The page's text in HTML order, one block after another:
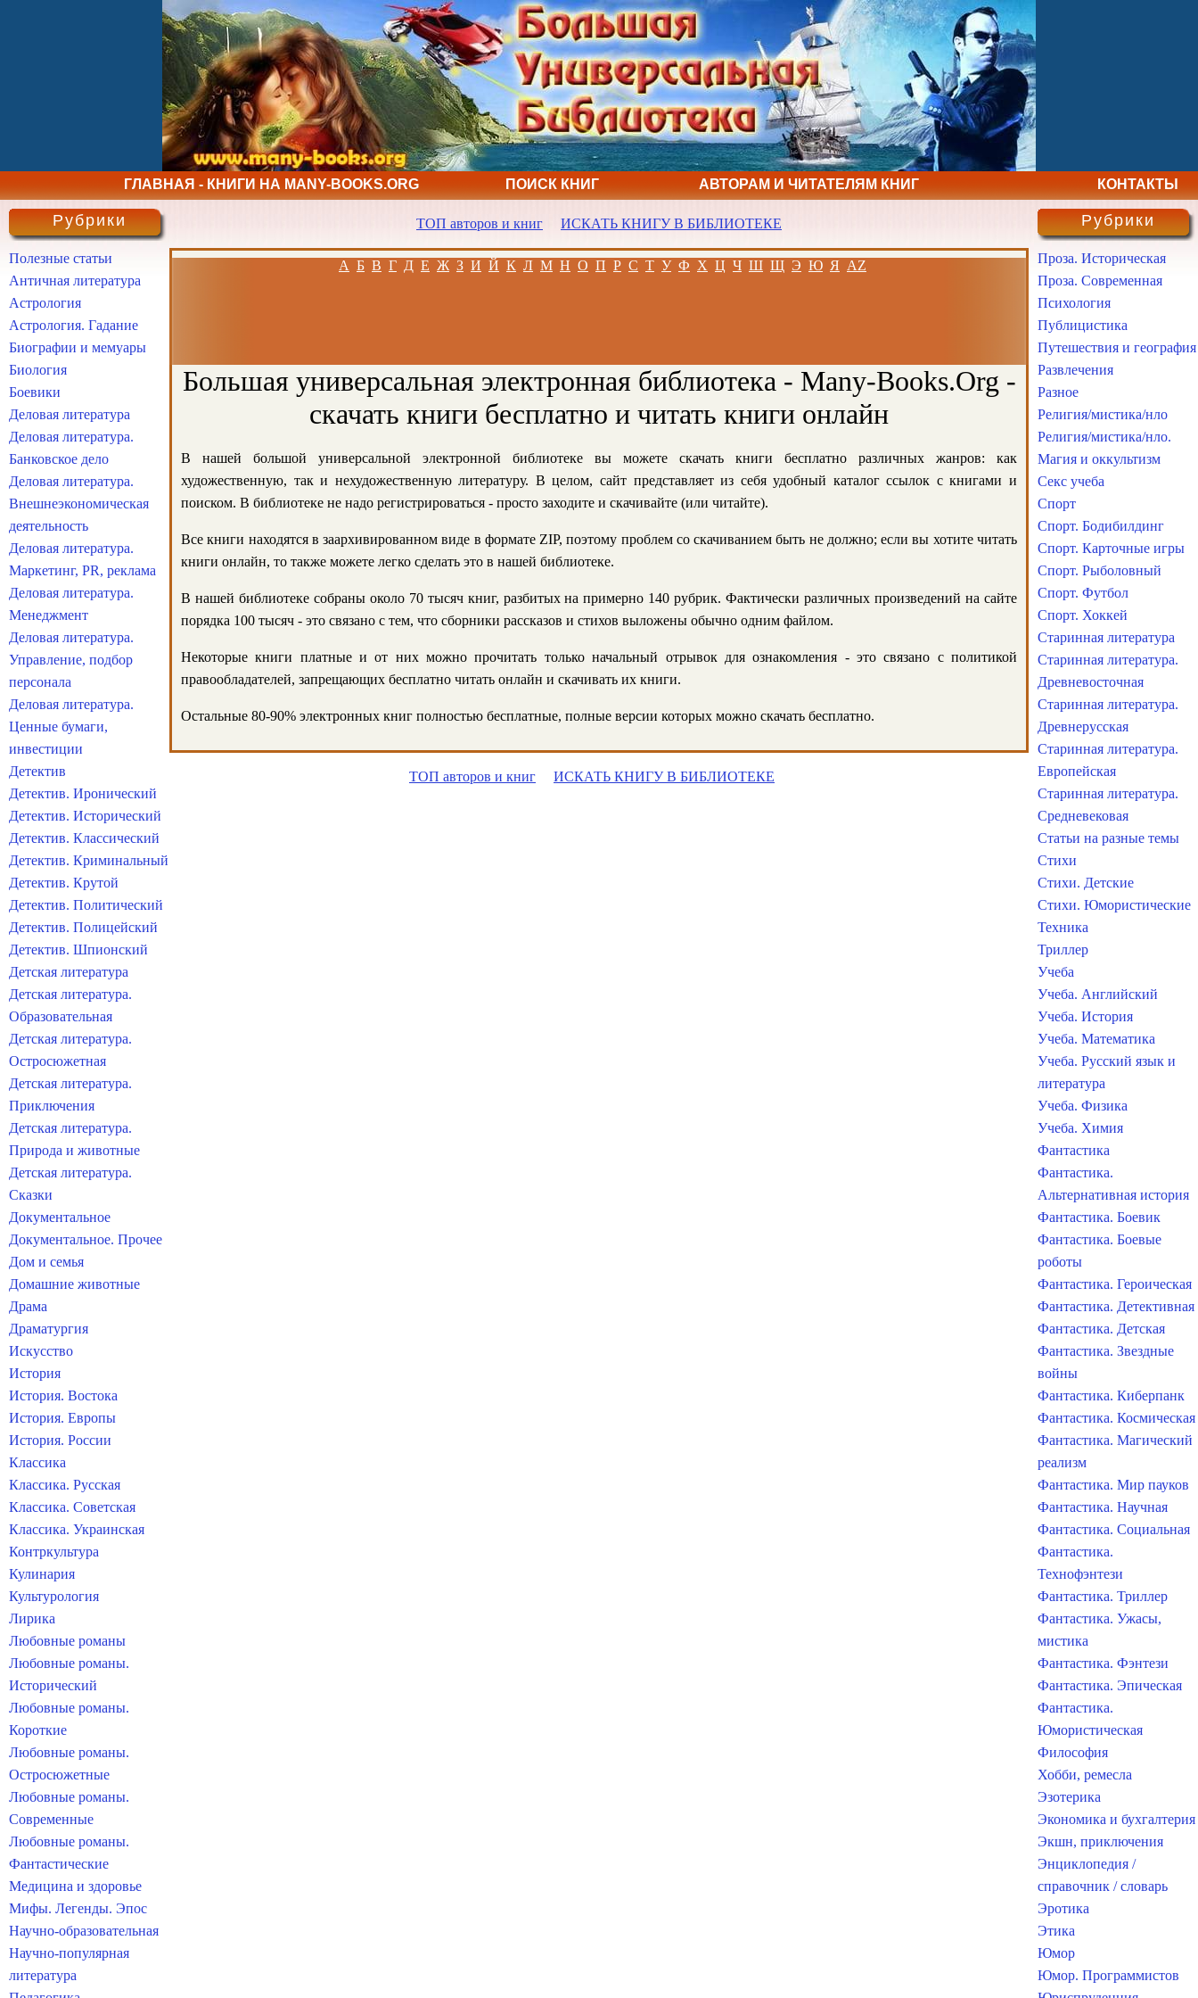
ГЛАВНАЯ - КНИГИ НА MANY-BOOKS.ORG ПОИСК КНИГ АВТОРАМ И ЧИТАТЕЛЯМ КНИГ КОНТАКТЫ
ТОП авторов и книг ИСКАТЬ КНИГУ В БИБЛИОТЕКЕ
А Б В Г Д Е Ж З И Й К Л М Н О П Р С Т У Ф Х Ц Ч Ш Щ Э Ю Я AZ
Большая универсальная электронная библиотека - Many-Books.Org -
скачать книги бесплатно и читать книги онлайн
В нашей большой универсальной электронной библиотеке вы можете скачать книги бесплатно различных жанров: как
художественную, так и нехудожественную литературу. В целом, сайт представляет из себя удобный каталог ссылок с книгами и
поиском. В библиотеке не надо регистрироваться - просто заходите и скачивайте (или читайте).
Все книги находятся в заархивированном виде в формате ZIP, поэтому проблем со скачиванием быть не должно; если вы хотите читать
книги онлайн, то также можете легко сделать это в нашей библиотеке.
В нашей библиотеке собраны около 70 тысяч книг, разбитых на примерно 140 рубрик. Фактически различных произведений на сайте
порядка 100 тысяч - это связано с тем, что сборники рассказов и стихов выложены обычно одним файлом.
Некоторые книги платные и от них можно прочитать только начальный отрывок для ознакомления - это связано с политикой
правообладателей, запрещающих бесплатно читать онлайн и скачивать их книги.
Остальные 80-90% электронных книг полностью бесплатные, полные версии которых можно скачать бесплатно.
ТОП авторов и книг ИСКАТЬ КНИГУ В БИБЛИОТЕКЕ
Рубрики
Полезные статьи
Античная литература
Астрология
Астрология. Гадание
Биографии и мемуары
Биология
Боевики
Деловая литература
Деловая литература.
Банковское дело
Деловая литература.
Внешнеэкономическая
деятельность
Деловая литература.
Маркетинг, PR, реклама
Деловая литература.
Менеджмент
Деловая литература.
Управление, подбор
персонала
Деловая литература.
Ценные бумаги,
инвестиции
Детектив
Детектив. Иронический
Детектив. Исторический
Детектив. Классический
Детектив. Криминальный
Детектив. Крутой
Детектив. Политический
Детектив. Полицейский
Детектив. Шпионский
Детская литература
Детская литература.
Образовательная
Детская литература.
Остросюжетная
Детская литература.
Приключения
Детская литература.
Природа и животные
Детская литература.
Сказки
Документальное
Документальное. Прочее
Дом и семья
Домашние животные
Драма
Драматургия
Искусство
История
История. Востока
История. Европы
История. России
Классика
Классика. Русская
Классика. Советская
Классика. Украинская
Контркультура
Кулинария
Культурология
Лирика
Любовные романы
Любовные романы.
Исторический
Любовные романы.
Короткие
Любовные романы.
Остросюжетные
Любовные романы.
Современные
Любовные романы.
Фантастические
Медицина и здоровье
Мифы. Легенды. Эпос
Научно-образовательная
Научно-популярная
литература
Рубрики
Проза. Историческая
Проза. Современная
Психология
Публицистика
Путешествия и география
Развлечения
Разное
Религия/мистика/нло
Религия/мистика/нло.
Магия и оккультизм
Секс учеба
Спорт
Спорт. Бодибилдинг
Спорт. Карточные игры
Спорт. Рыболовный
Спорт. Футбол
Спорт. Хоккей
Старинная литература
Старинная литература.
Древневосточная
Старинная литература.
Древнерусская
Старинная литература.
Европейская
Старинная литература.
Средневековая
Статьи на разные темы
Стихи
Стихи. Детские
Стихи. Юмористические
Техника
Триллер
Учеба
Учеба. Английский
Учеба. История
Учеба. Математика
Учеба. Русский язык и
литература
Учеба. Физика
Учеба. Химия
Фантастика
Фантастика.
Альтернативная история
Фантастика. Боевик
Фантастика. Боевые
роботы
Фантастика. Героическая
Фантастика. Детективная
Фантастика. Детская
Фантастика. Звездные
войны
Фантастика. Киберпанк
Фантастика. Космическая
Фантастика. Магический
реализм
Фантастика. Мир пауков
Фантастика. Научная
Фантастика. Социальная
Фантастика.
Технофэнтези
Фантастика. Триллер
Фантастика. Ужасы,
мистика
Фантастика. Фэнтези
Фантастика. Эпическая
Фантастика.
Юмористическая
Философия
Хобби, ремесла
Эзотерика
Экономика и бухгалтерия
Экшн, приключения
Энциклопедия /
справочник / словарь
Эротика
Этика
Юмор
Юмор. Программистов